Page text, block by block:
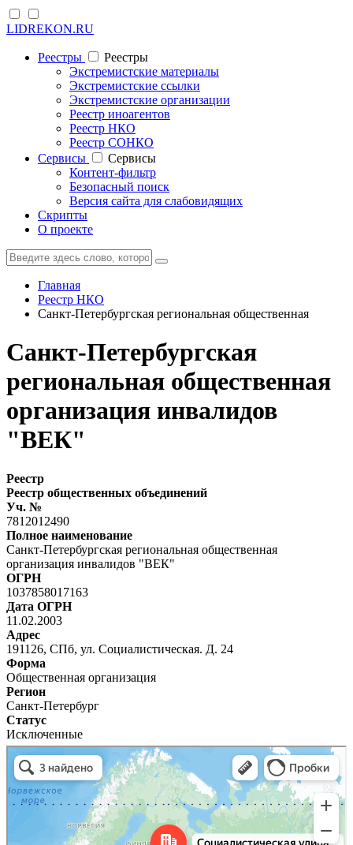
LIDREKON.RU
Реестры
Реестры
Экстремистские материалы
Экстремистские ссылки
Экстремистские организации
Реестр иноагентов
Реестр НКО
Реестр СОНКО
Cервисы
Cервисы
Контент-фильтр
Безопасный поиск
Версия сайта для слабовидящих
Скрипты
О проекте
Главная
Реестр НКО
Санкт-Петербургская региональная общественная
Санкт-Петербургская
региональная общественная
организация инвалидов
"ВЕК"
Реестр
Реестр общественных объединений
Уч. №
7812012490
Полное наименование
Санкт-Петербургская региональная общественная
организация инвалидов "ВЕК"
ОГРН
1037858017163
Дата ОГРН
11.02.2003
Адрес
191126, СПб, ул. Социалистическая. Д. 24
Форма
Общественная организация
Регион
Санкт-Петербург
Статус
Исключенные